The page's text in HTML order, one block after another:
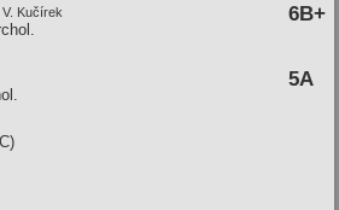
V. Kučírek 6B+
5A